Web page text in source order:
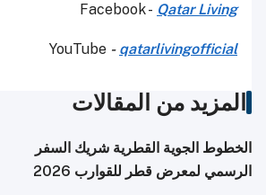
Facebook - Qatar Living
YouTube - qatarlivingofficial
المزيد من المقالات
الخطوط الجوية القطرية شريك السفر
الرسمي لمعرض قطر للقوارب 2026